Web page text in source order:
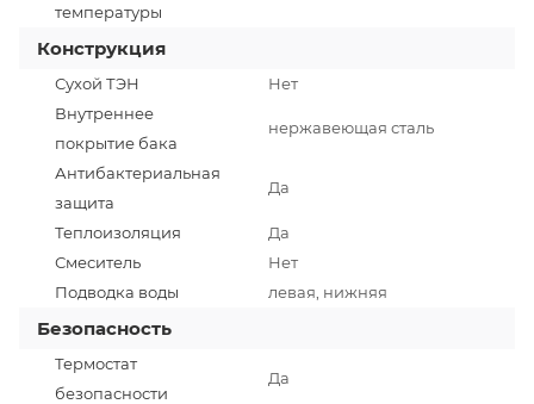
температуры
Конструкция
Сухой ТЭН
Нет
Внутреннее
покрытие бака
нержавеющая сталь
Антибактериальная
защита
Да
Теплоизоляция
Да
Смеситель
Нет
Подводка воды
левая, нижняя
Безопасность
Термостат
безопасности
Да